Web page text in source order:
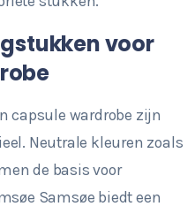
voor
capsule wardrobe zijn
Neutrale kleuren zoals
de basis voor
Samsøe biedt een